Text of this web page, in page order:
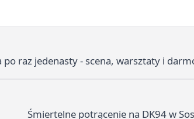
po raz jedenasty - scena, warsztaty i
Śmiertelne potrącenie na DK94 w